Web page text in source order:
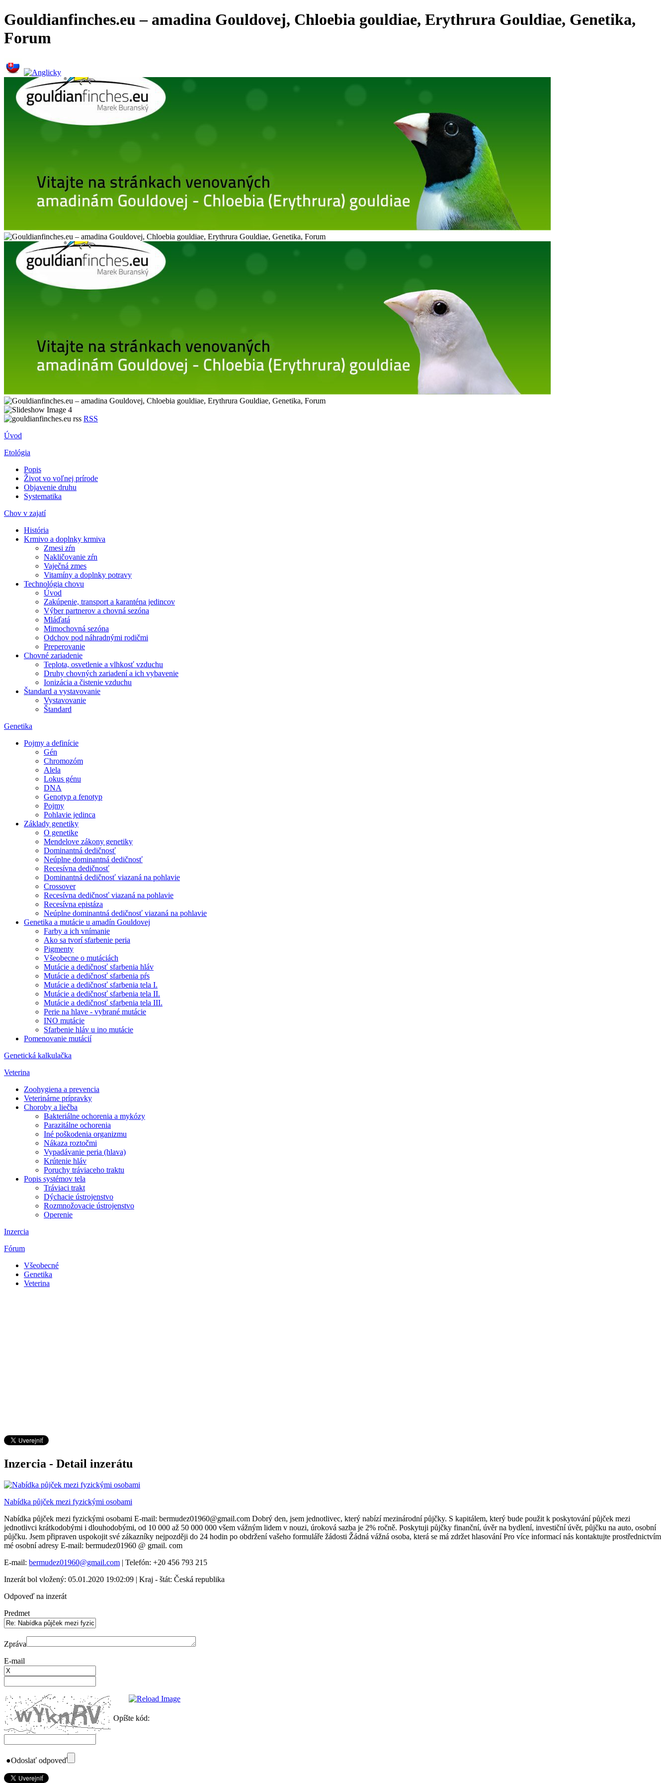
Gouldianfinches.eu – amadina Gouldovej, Chloebia gouldiae, Erythrura Gouldiae, Genetika,
Forum
RSS
Úvod
Etológia
Popis
Život vo voľnej prírode
Objavenie druhu
Systematika
Chov v zajatí
História
Krmivo a doplnky krmiva
Zmesi zŕn
Nakličovanie zŕn
Vaječná zmes
Vitamíny a doplnky potravy
Technológia chovu
Úvod
Zakúpenie, transport a karanténa jedincov
Výber partnerov a chovná sezóna
Mláďatá
Mimochovná sezóna
Odchov pod náhradnými rodičmi
Preperovanie
Chovné zariadenie
Teplota, osvetlenie a vlhkosť vzduchu
Druhy chovných zariadení a ich vybavenie
Ionizácia a čistenie vzduchu
Štandard a vystavovanie
Vystavovanie
Štandard
Genetika
Pojmy a definície
Gén
Chromozóm
Alela
Lokus génu
DNA
Genotyp a fenotyp
Pojmy
Pohlavie jedinca
Základy genetiky
O genetike
Mendelove zákony genetiky
Dominantná dedičnosť
Neúplne dominantná dedičnosť
Recesívna dedičnosť
Dominantná dedičnosť viazaná na pohlavie
Crossover
Recesívna dedičnosť viazaná na pohlavie
Recesívna epistáza
Neúplne dominantná dedičnosť viazaná na pohlavie
Genetika a mutácie u amadín Gouldovej
Farby a ich vnímanie
Ako sa tvorí sfarbenie peria
Pigmenty
Všeobecne o mutáciách
Mutácie a dedičnosť sfarbenia hláv
Mutácie a dedičnosť sfarbenia pŕs
Mutácie a dedičnosť sfarbenia tela I.
Mutácie a dedičnosť sfarbenia tela II.
Mutácie a dedičnosť sfarbenia tela III.
Perie na hlave - vybrané mutácie
INO mutácie
Sfarbenie hláv u ino mutácie
Pomenovanie mutácií
Genetická kalkulačka
Veterina
Zoohygiena a prevencia
Veterinárne prípravky
Choroby a liečba
Bakteriálne ochorenia a mykózy
Parazitálne ochorenia
Iné poškodenia organizmu
Nákaza roztočmi
Vypadávanie peria (hlava)
Krútenie hláv
Poruchy tráviaceho traktu
Popis systémov tela
Tráviaci trakt
Dýchacie ústrojenstvo
Rozmnožovacie ústrojenstvo
Operenie
Inzercia
Fórum
Všeobecné
Genetika
Veterina
Inzercia - Detail inzerátu
Nabídka půjček mezi fyzickými osobami
Nabídka půjček mezi fyzickými osobami E-mail: bermudez01960@gmail.com Dobrý den, jsem jednotlivec, který nabízí mezinárodní půjčky. S kapitálem, který bude použit k poskytování půjček mezi
jednotlivci krátkodobými i dlouhodobými, od 10 000 až 50 000 000 všem vážným lidem v nouzi, úroková sazba je 2% ročně. Poskytuji půjčky finanční, úvěr na bydlení, investiční úvěr, půjčku na auto, osobní
půjčku. Jsem připraven uspokojit své zákazníky nejpozději do 24 hodin po obdržení vašeho formuláře žádosti Žádná vážná osoba, která se má zdržet hlasování Pro více informací nás kontaktujte prostřednictvím
mé osobní adresy E-mail: bermudez01960 @ gmail. com
E-mail: bermudez01960@gmail.com | Telefón: +20 456 793 215
Inzerát bol vložený: 05.01.2020 19:02:09 | Kraj - štát: Česká republika
Odpoveď na inzerát
Predmet
Zpráva
E-mail
Opíšte kód:
●Odoslať odpoveď